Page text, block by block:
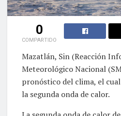
0
COMPARTIDO
Mazatlán, Sin (Reacción
Meteorológico Nacional
pronóstico del clima, el
la segunda onda de calor.